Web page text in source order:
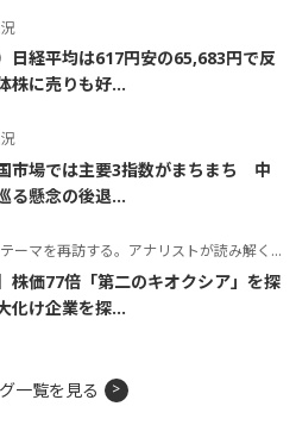
日経平均は617円安の65,683円で反
に売りも好...
国市場では主要3指数がまちまち 中
る懸念の後退...
マを再訪する。アナリストが読み解くテーマの本質
株価77倍「第二のキオクシア」を探
化け企業を探...
一覧を見る